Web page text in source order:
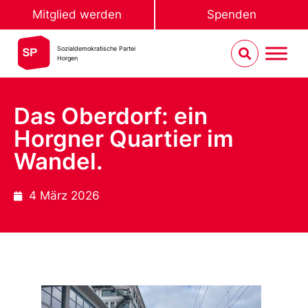
Mitglied werden Spenden
Sozialdemokratische Partei
Horgen
Das Oberdorf: ein
Horgner Quartier im
Wandel.
4 März 2026